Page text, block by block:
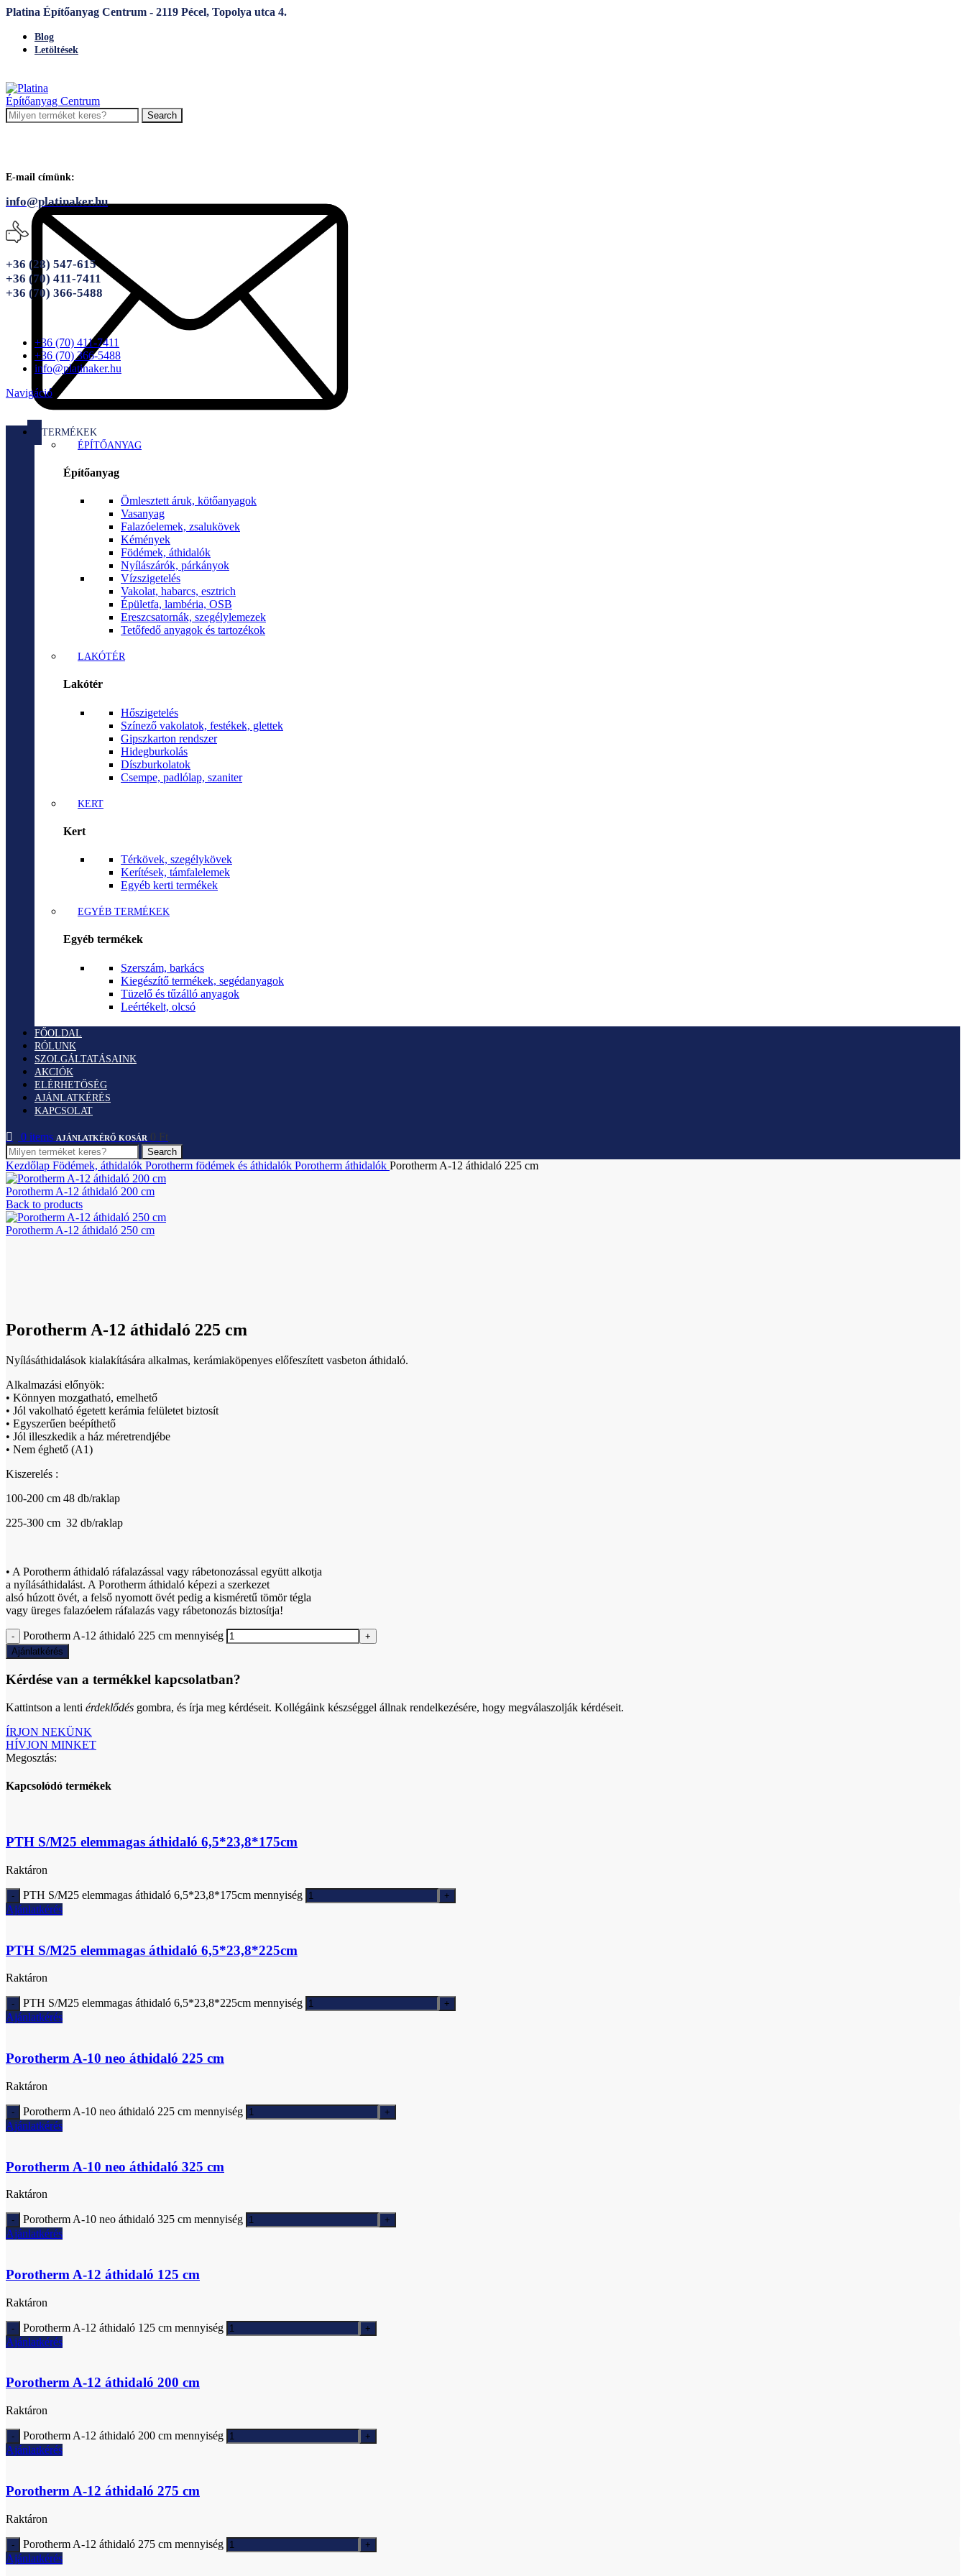
Platina Építőanyag Centrum - 2119 Pécel, Topolya utca 4.
Blog
Letöltések
Search
E-mail címünk:
info@platinaker.hu
+36 (28) 547-615
+36 (70) 411-7411
+36 (70) 366-5488
+36 (70) 411-7411
+36 (70) 366-5488
info@platinaker.hu
Navigáció
TERMÉKEK
ÉPÍTŐANYAG
Építőanyag
Ömlesztett áruk, kötőanyagok
Vasanyag
Falazóelemek, zsalukövek
Kémények
Födémek, áthidalók
Nyílászárók, párkányok
Vízszigetelés
Vakolat, habarcs, esztrich
Épületfa, lambéria, OSB
Ereszcsatornák, szegélylemezek
Tetőfedő anyagok és tartozékok
LAKÓTÉR
Lakótér
Hőszigetelés
Színező vakolatok, festékek, glettek
Gipszkarton rendszer
Hidegburkolás
Díszburkolatok
Csempe, padlólap, szaniter
KERT
Kert
Térkövek, szegélykövek
Kerítések, támfalelemek
Egyéb kerti termékek
EGYÉB TERMÉKEK
Egyéb termékek
Szerszám, barkács
Kiegészítő termékek, segédanyagok
Tüzelő és tűzálló anyagok
Leértékelt, olcsó
FŐOLDAL
RÓLUNK
SZOLGÁLTATÁSAINK
AKCIÓK
ELÉRHETŐSÉG
AJÁNLATKÉRÉS
KAPCSOLAT
0 items 0 Ft
Search
Kezdőlap Födémek, áthidalók Porotherm födémek és áthidalók Porotherm áthidalók Porotherm A-12 áthidaló 225 cm
Porotherm A-12 áthidaló 200 cm
Back to products
Porotherm A-12 áthidaló 250 cm
Porotherm A-12 áthidaló 225 cm
Nyílásáthidalások kialakítására alkalmas, kerámiaköpenyes előfeszített vasbeton áthidaló.
Alkalmazási előnyök:
• Könnyen mozgatható, emelhető
• Jól vakolható égetett kerámia felületet biztosít
• Egyszerűen beépíthető
• Jól illeszkedik a ház méretrendjébe
• Nem éghető (A1)
Kiszerelés :
100-200 cm 48 db/raklap
225-300 cm 32 db/raklap
• A Porotherm áthidaló ráfalazással vagy rábetonozással együtt alkotja
a nyílásáthidalást. A Porotherm áthidaló képezi a szerkezet
alsó húzott övét, a felső nyomott övét pedig a kisméretű tömör tégla
vagy üreges falazóelem ráfalazás vagy rábetonozás biztosítja!
Porotherm A-12 áthidaló 225 cm mennyiség
Ajánlatkérés
Kérdése van a termékkel kapcsolatban?
Kattintson a lenti érdeklődés gombra, és írja meg kérdéseit. Kollégáink készséggel állnak rendelkezésére, hogy megválaszolják kérdéseit.
ÍRJON NEKÜNK
HÍVJON MINKET
Megosztás:
Kapcsolódó termékek
PTH S/M25 elemmagas áthidaló 6,5*23,8*175cm
Raktáron
PTH S/M25 elemmagas áthidaló 6,5*23,8*175cm mennyiség
Ajánlatkérés
PTH S/M25 elemmagas áthidaló 6,5*23,8*225cm
Raktáron
PTH S/M25 elemmagas áthidaló 6,5*23,8*225cm mennyiség
Ajánlatkérés
Porotherm A-10 neo áthidaló 225 cm
Raktáron
Porotherm A-10 neo áthidaló 225 cm mennyiség
Ajánlatkérés
Porotherm A-10 neo áthidaló 325 cm
Raktáron
Porotherm A-10 neo áthidaló 325 cm mennyiség
Ajánlatkérés
Porotherm A-12 áthidaló 125 cm
Raktáron
Porotherm A-12 áthidaló 125 cm mennyiség
Ajánlatkérés
Porotherm A-12 áthidaló 200 cm
Raktáron
Porotherm A-12 áthidaló 200 cm mennyiség
Ajánlatkérés
Porotherm A-12 áthidaló 275 cm
Raktáron
Porotherm A-12 áthidaló 275 cm mennyiség
Ajánlatkérés